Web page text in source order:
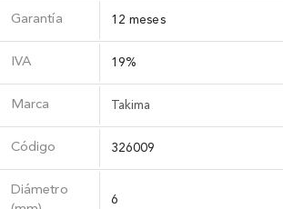
Garantía 12 meses
IVA 19%
Marca Takima
Código 326009
Diámetro
6